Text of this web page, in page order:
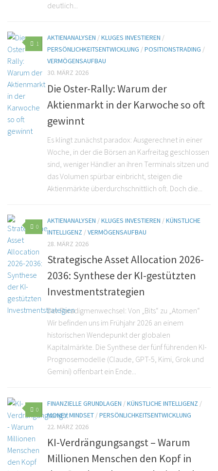
deutlich...
1
AKTIENANALYSEN /KLUGES INVESTIEREN /
PERSÖNLICHKEITSENTWICKLUNG /POSITIONSTRADING /
VERMÖGENSAUFBAU
30. MÄRZ 2026
Die Oster-Rally: Warum der
Aktienmarkt in der Karwoche so oft
gewinnt
Es klingt zunächst paradox: Ausgerechnet in einer
Woche, in der die Börsen an Karfreitag geschlossen
sind, weniger Händler an ihren Terminals sitzen und
das Volumen spürbar einbricht, steigen die
Aktienmärkte überdurchschnittlich oft. Doch die...
0
AKTIENANALYSEN /KLUGES INVESTIEREN /KÜNSTLICHE
INTELLIGENZ /VERMÖGENSAUFBAU
28. MÄRZ 2026
Strategische Asset Allocation 2026-
2036: Synthese der KI-gestützten
Investmentstrategien
Der Paradigmenwechsel: Von „Bits“ zu „Atomen“
Wir befinden uns im Frühjahr 2026 an einem
historischen Wendepunkt der globalen
Kapitalmärkte. Die Synthese der fünf führenden KI-
Prognosemodelle (Claude, GPT-5, Kimi, Grok und
Gemini) offenbart ein Ende...
0
FINANZIELLE GRUNDLAGEN /KÜNSTLICHE INTELLIGENZ /
MONEY MINDSET /PERSÖNLICHKEITSENTWICKLUNG
22. MÄRZ 2026
KI-Verdrängungsangst – Warum
Millionen Menschen den Kopf in